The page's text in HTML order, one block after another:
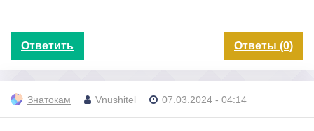
Ответить Ответы (0)
Знатокам Vnushitel 07.03.2024 - 04:14